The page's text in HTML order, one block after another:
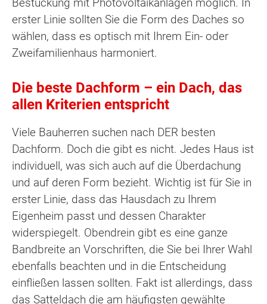
Bestückung mit Photovoltaikanlagen möglich. In
erster Linie sollten Sie die Form des Daches so
wählen, dass es optisch mit Ihrem Ein- oder
Zweifamilienhaus harmoniert.
Die beste Dachform – ein Dach, das
allen Kriterien entspricht
Viele Bauherren suchen nach DER besten
Dachform. Doch die gibt es nicht. Jedes Haus ist
individuell, was sich auch auf die Überdachung
und auf deren Form bezieht. Wichtig ist für Sie in
erster Linie, dass das Hausdach zu Ihrem
Eigenheim passt und dessen Charakter
widerspiegelt. Obendrein gibt es eine ganze
Bandbreite an Vorschriften, die Sie bei Ihrer Wahl
ebenfalls beachten und in die Entscheidung
einfließen lassen sollten. Fakt ist allerdings, dass
das Satteldach die am häufigsten gewählte